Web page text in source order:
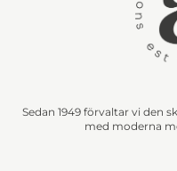
Sedan 1949 förvaltar vi den
med moderna